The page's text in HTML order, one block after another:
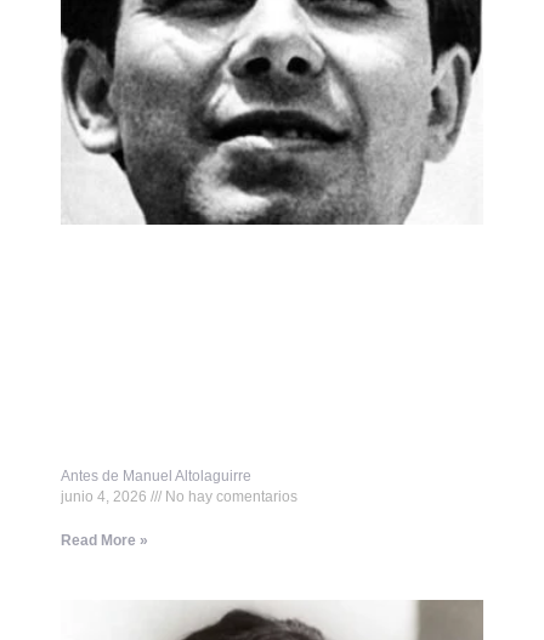
Antes de Manuel Altolaguirre
junio 4, 2026
No hay comentarios
Read More »